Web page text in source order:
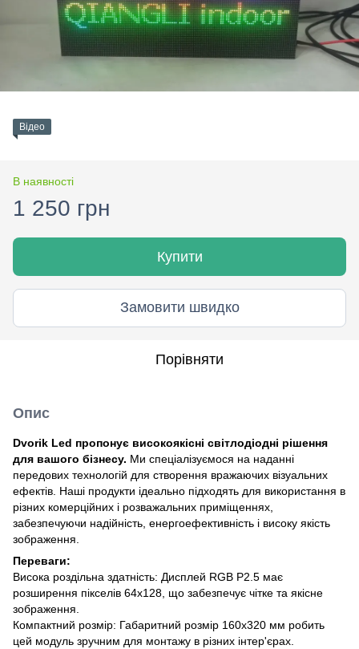
Відео
В наявності
1 250 грн
Купити
Замовити швидко
Порівняти
Опис
Dvorik Led пропонує високоякісні світлодіодні рішення
для вашого бізнесу. Ми спеціалізуємося на наданні
передових технологій для створення вражаючих візуальних
ефектів. Наші продукти ідеально підходять для використання в
різних комерційних і розважальних приміщеннях,
забезпечуючи надійність, енергоефективність і високу якість
зображення.
Переваги:
​​Висока роздільна здатність: Дисплей RGB P2.5 має
розширення пікселів 64х128, що забезпечує чітке та якісне
зображення.
Компактний розмір: Габаритний розмір 160х320 мм робить
цей модуль зручним для монтажу в різних інтер'єрах.